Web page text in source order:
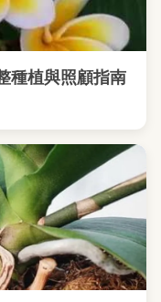
種植與照顧指南